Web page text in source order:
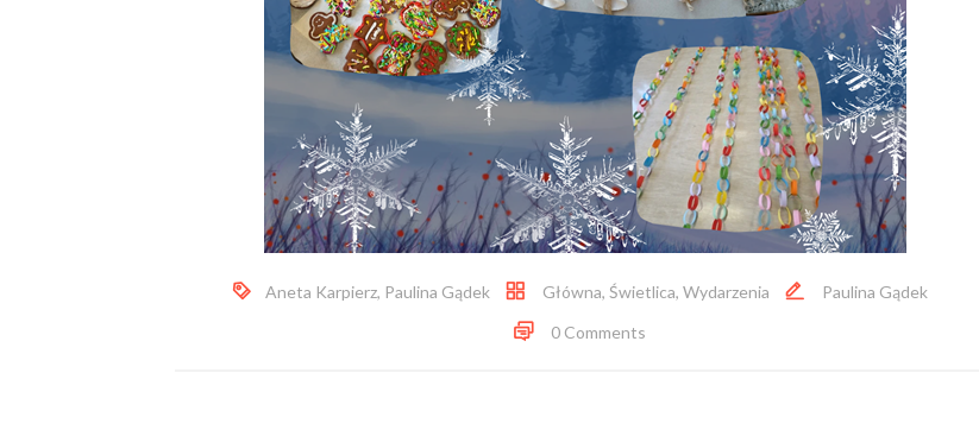
Aneta Karpierz, Paulina Gądek Główna, Świetlica, Wydarzenia
Paulina Gądek
0 Comments